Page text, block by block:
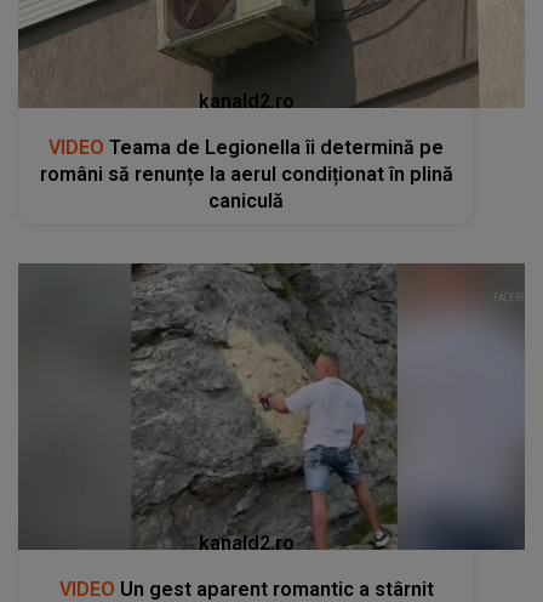
kanald2.ro
VIDEO Teama de Legionella îi determină pe
români să renunțe la aerul condiționat în plină
caniculă
kanald2.ro
VIDEO Un gest aparent romantic a stârnit